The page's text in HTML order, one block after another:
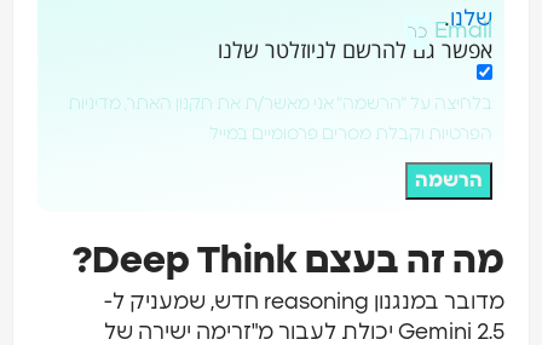
שלנו.
אפשר גם להרשם לניוזלטר שלנו
Email
בלחיצה על "הרשמה" אני מאשר/ת את תקנון האתר, מדיניות
הפרטיות וקבלת מסרים פרסומיים במייל
הרשמה
מה זה בעצם Deep Think?
מדובר במנגנון reasoning חדש, שמעניק ל-
Gemini 2.5 יכולת לעבור מ"זרימה ישירה של